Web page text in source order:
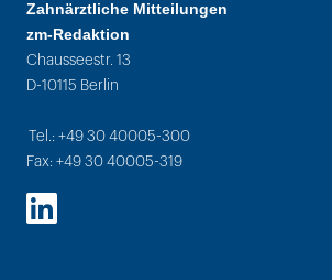
Zahnärztliche Mitteilungen
zm-Redaktion
Chausseestr. 13
D-10115 Berlin
Tel.: +49 30 40005-300
Fax: +49 30 40005-319
LinkedIn